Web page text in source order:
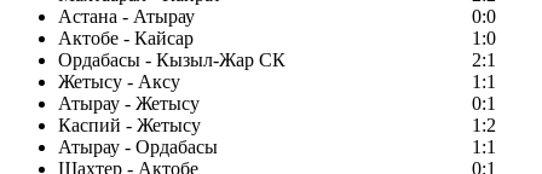
Астана - Атырау
0:0
Актобе - Кайсар
1:0
Ордабасы - Кызыл-Жар СК
2:1
Жетысу - Аксу
1:1
Атырау - Жетысу
0:1
Каспий - Жетысу
1:2
Атырау - Ордабасы
1:1
Шахтер - Актобе
0:1